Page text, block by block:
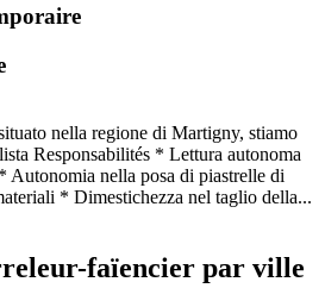
nella regione di Martigny, stiamo
Responsabilités * Lettura autonoma
Autonomia nella posa di piastrelle di
* Dimestichezza nel taglio della...
faïencier par ville